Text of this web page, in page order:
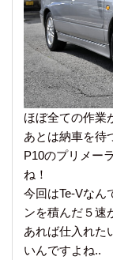
ほぼ全ての作業
あとは納車を待
P10のプリメー
ね！
今回はTe-Vなん
ンを積んだ５速
あれば仕入れた
いんですよね..